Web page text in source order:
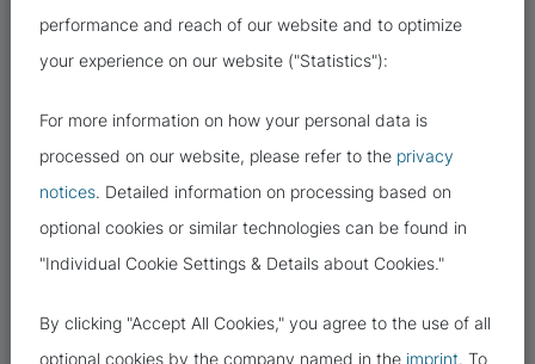
28.01.2022
EUROPÄISCHE DATENSCHUTZTAG
performance and reach of our website and to optimize
your experience on our website ("Statistics"):
For more information on how your personal data is
processed on our website, please refer to the privacy
notices. Detailed information on processing based on
optional cookies or similar technologies can be found in
"Individual Cookie Settings & Details about Cookies."
By clicking "Accept All Cookies," you agree to the use of all
optional cookies by the company named in the imprint. To